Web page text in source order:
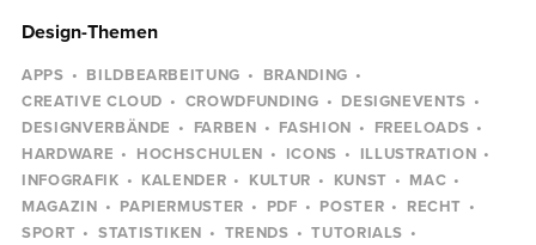
Design-Themen
APPS BILDBEARBEITUNG
BRANDING
CREATIVE CLOUD
CROWDFUNDING
DESIGNEVENTS
DESIGNVERBÄNDE
FARBEN FASHION
FREELOADS
HARDWARE
HOCHSCHULEN ICONS
ILLUSTRATION
INFOGRAFIK
KALENDER KULTUR KUNST
MAC
MAGAZIN
PAPIERMUSTER PDF POSTER
RECHT
SPORT
STATISTIKEN TRENDS
TUTORIALS